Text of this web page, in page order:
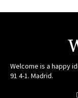
Welcome is a happy
91 4-1. Madrid.